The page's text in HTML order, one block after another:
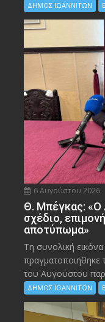
ΔΗΜΟΣ ΙΩΑΝΝΙΤΩΝ
6 Αυγούστου 2026
Θ. Μπέγκας: «Ο
σχέδιο,
αποτύπωμα»
Τη συνολική
πραγματοποιήθηκε
του Αυγούστου
ΔΗΜΟΣ ΙΩΑΝΝΙΤΩΝ